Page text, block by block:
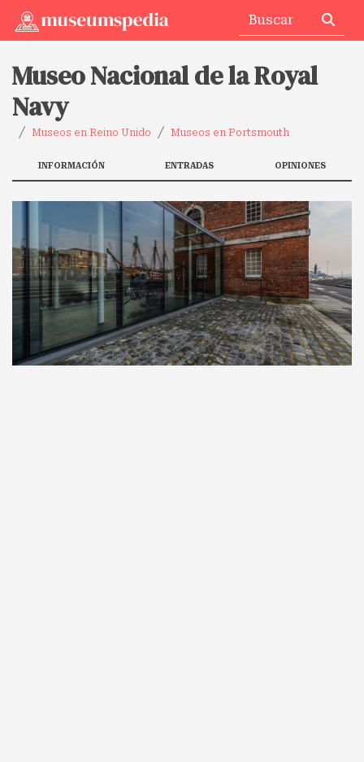
Museo Nacional de la Royal
Navy
Museos en Reino Unido Museos en Portsmouth
INFORMACIÓN ENTRADAS OPINIONES